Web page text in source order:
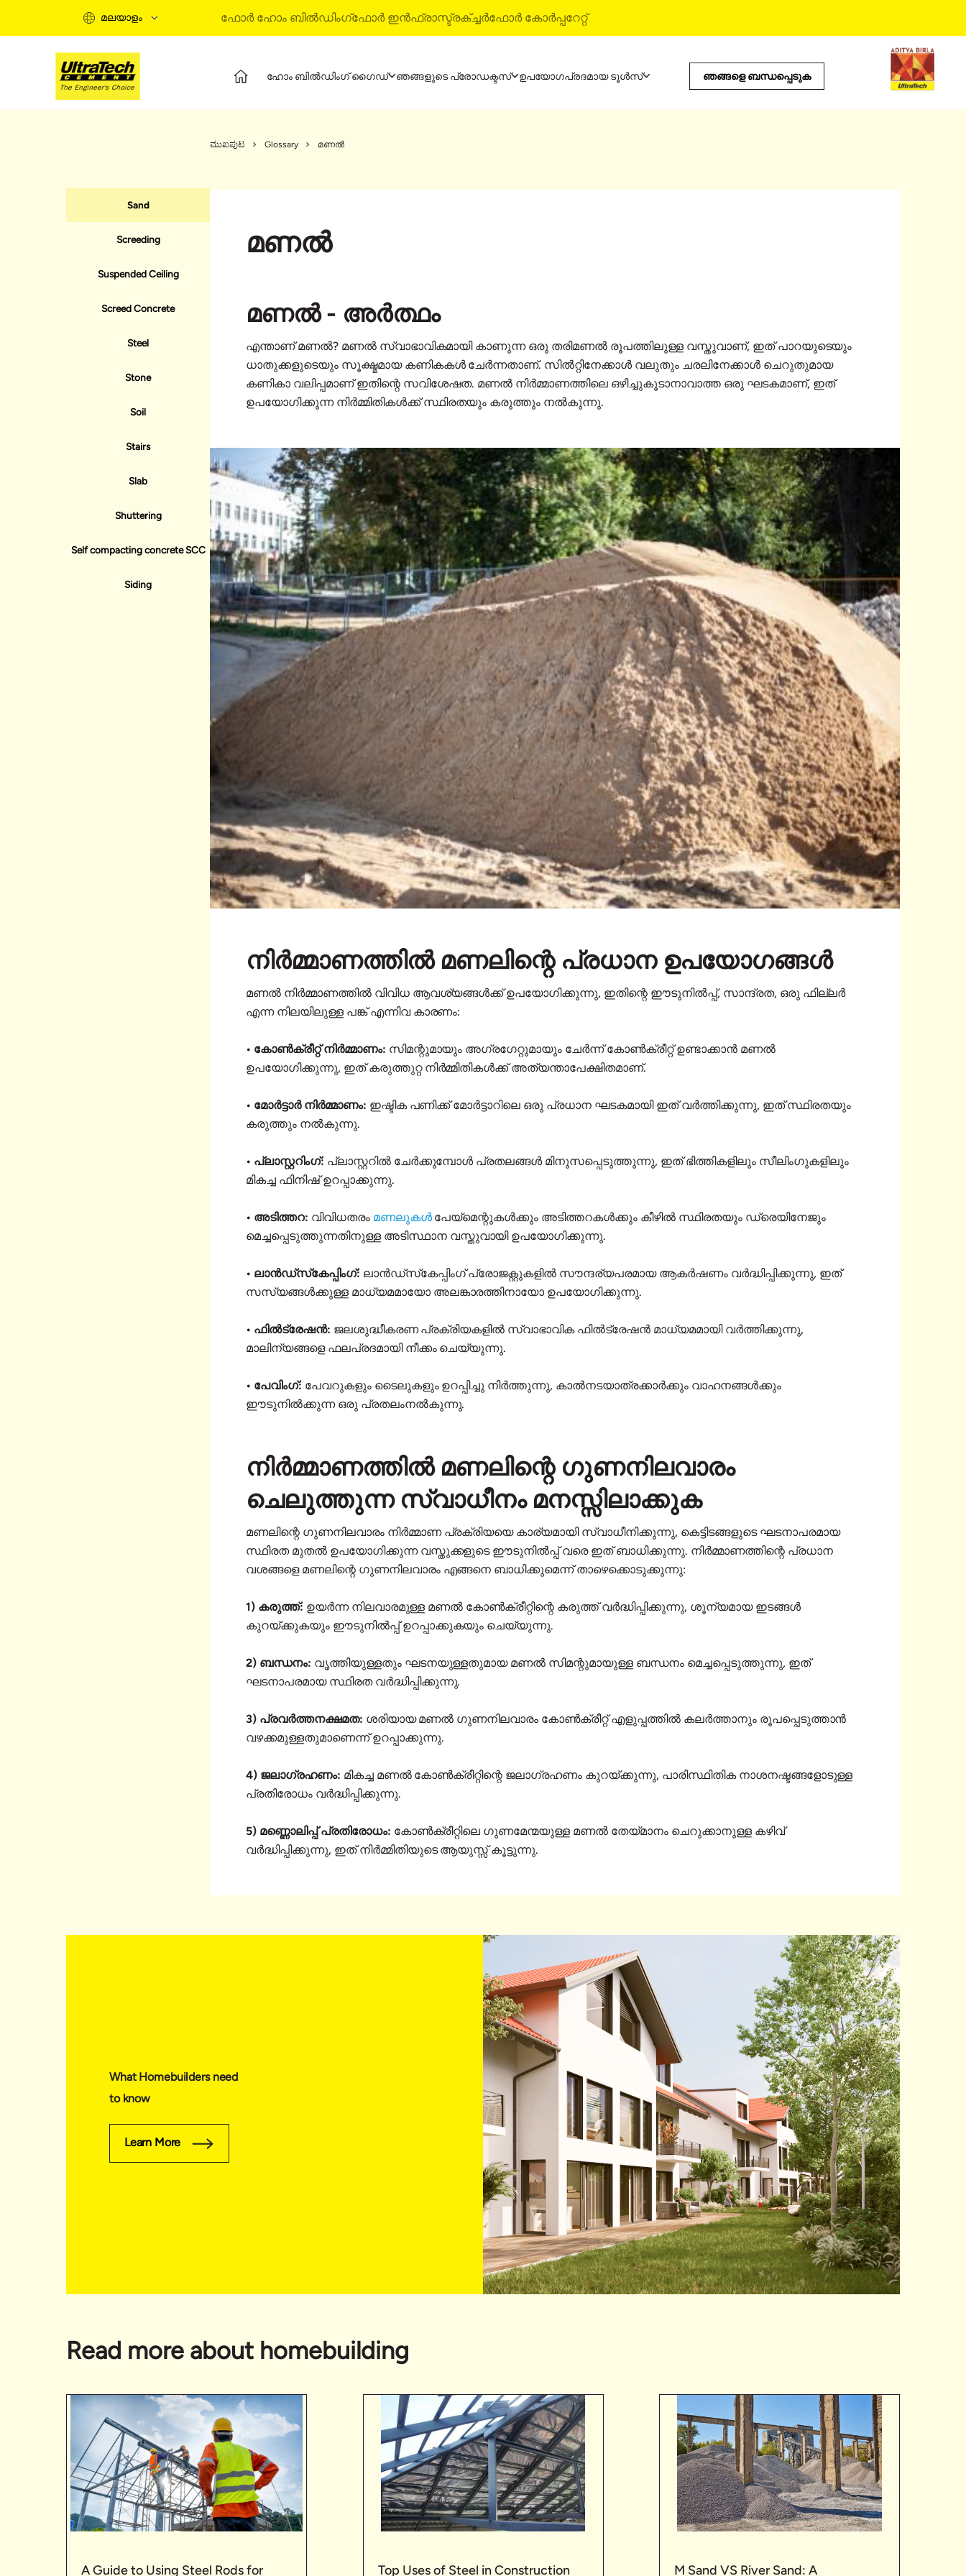
മലയാളം ഫോർ ഹോം ബിൽഡിംഗ്ഫോർ ഇൻഫ്രാസ്ട്രക്ച്ചർഫോർ കോർപ്പറേറ്റ്
ഹോം ബിൽഡിംഗ് ഗൈഡ് ഞങ്ങളുടെ പ്രോഡക്ടസ് ഉപയോഗപ്രദമായ ടൂൾസ്
ഹോം ബിൽഡിംഗ് സ്റ്റേജസ്
ബൈ സൊല്യൂഷൻസ്
ഹോം ബിൽഡിംഗ് ബേസിക്‌സ്
അൾട്രാ-ടെക് സിമന്റ്
ഞങ്ങളെ ബന്ധപ്പെടുക
Sand
Screeding
Suspended Ceiling
Screed Concrete
Steel
Stone
Soil
Stairs
Slab
Shuttering
Self compacting concrete SCC
Siding
ಮುಖಪುಟ Glossary മണൽ
മണൽ
മണൽ - അർത്ഥം
എന്താണ് മണൽ? മണൽ സ്വാഭാവികമായി കാണുന്ന ഒരു തരിമണൽ രൂപത്തിലുള്ള വസ്തുവാണ്, ഇത് പാറയുടെയും
ധാതുക്കളുടെയും സൂക്ഷ്മമായ കണികകൾ ചേർന്നതാണ്. സിൽറ്റിനേക്കാൾ വലുതും ചരലിനേക്കാൾ ചെറുതുമായ
കണികാ വലിപ്പമാണ് ഇതിന്റെ സവിശേഷത. മണൽ നിർമ്മാണത്തിലെ ഒഴിച്ചുകൂടാനാവാത്ത ഒരു ഘടകമാണ്, ഇത്
ഉപയോഗിക്കുന്ന നിർമ്മിതികൾക്ക് സ്ഥിരതയും കരുത്തും നൽകുന്നു.
നിർമ്മാണത്തിൽ മണലിന്റെ പ്രധാന ഉപയോഗങ്ങൾ
മണൽ നിർമ്മാണത്തിൽ വിവിധ ആവശ്യങ്ങൾക്ക് ഉപയോഗിക്കുന്നു, ഇതിന്റെ ഈടുനിൽപ്പ്, സാന്ദ്രത, ഒരു ഫില്ലർ
എന്ന നിലയിലുള്ള പങ്ക് എന്നിവ കാരണം:
• കോൺക്രീറ്റ് നിർമ്മാണം: സിമന്റുമായും അഗ്രഗേറ്റുമായും ചേർന്ന് കോൺക്രീറ്റ് ഉണ്ടാക്കാൻ മണൽ
ഉപയോഗിക്കുന്നു, ഇത് കരുത്തുറ്റ നിർമ്മിതികൾക്ക് അത്യന്താപേക്ഷിതമാണ്.
• മോർട്ടാർ നിർമ്മാണം: ഇഷ്ടിക പണിക്ക് മോർട്ടാറിലെ ഒരു പ്രധാന ഘടകമായി ഇത് വർത്തിക്കുന്നു, ഇത് സ്ഥിരതയും
കരുത്തും നൽകുന്നു.
• പ്ലാസ്റ്ററിംഗ്: പ്ലാസ്റ്ററിൽ ചേർക്കുമ്പോൾ പ്രതലങ്ങൾ മിനുസപ്പെടുത്തുന്നു, ഇത് ഭിത്തികളിലും സീലിംഗുകളിലും
മികച്ച ഫിനിഷ് ഉറപ്പാക്കുന്നു.
• അടിത്തറ: വിവിധതരം മണലുകൾപേയ്‌മെന്റുകൾക്കും അടിത്തറകൾക്കും കീഴിൽ സ്ഥിരതയും ഡ്രെയിനേജും
മെച്ചപ്പെടുത്തുന്നതിനുള്ള അടിസ്ഥാന വസ്തുവായി ഉപയോഗിക്കുന്നു.
• ലാൻഡ്‌സ്‌കേപ്പിംഗ്: ലാൻഡ്‌സ്‌കേപ്പിംഗ് പ്രോജക്റ്റുകളിൽ സൗന്ദര്യപരമായ ആകർഷണം വർദ്ധിപ്പിക്കുന്നു, ഇത്
സസ്യങ്ങൾക്കുള്ള മാധ്യമമായോ അലങ്കാരത്തിനായോ ഉപയോഗിക്കുന്നു.
• ഫിൽട്രേഷൻ: ജലശുദ്ധീകരണ പ്രക്രിയകളിൽ സ്വാഭാവിക ഫിൽട്രേഷൻ മാധ്യമമായി വർത്തിക്കുന്നു,
മാലിന്യങ്ങളെ ഫലപ്രദമായി നീക്കം ചെയ്യുന്നു.
• പേവിംഗ്: പേവറുകളും ടൈലുകളും ഉറപ്പിച്ചു നിർത്തുന്നു, കാൽനടയാത്രക്കാർക്കും വാഹനങ്ങൾക്കും
ഈടുനിൽക്കുന്ന ഒരു പ്രതലംനൽകുന്നു.
നിർമ്മാണത്തിൽ മണലിന്റെ ഗുണനിലവാരം
ചെലുത്തുന്ന സ്വാധീനം മനസ്സിലാക്കുക
മണലിന്റെ ഗുണനിലവാരം നിർമ്മാണ പ്രക്രിയയെ കാര്യമായി സ്വാധീനിക്കുന്നു, കെട്ടിടങ്ങളുടെ ഘടനാപരമായ
സ്ഥിരത മുതൽ ഉപയോഗിക്കുന്ന വസ്തുക്കളുടെ ഈടുനിൽപ്പ് വരെ ഇത് ബാധിക്കുന്നു. നിർമ്മാണത്തിന്റെ പ്രധാന
വശങ്ങളെ മണലിന്റെ ഗുണനിലവാരം എങ്ങനെ ബാധിക്കുമെന്ന് താഴെക്കൊടുക്കുന്നു:
1) കരുത്ത്: ഉയർന്ന നിലവാരമുള്ള മണൽ കോൺക്രീറ്റിന്റെ കരുത്ത് വർദ്ധിപ്പിക്കുന്നു, ശൂന്യമായ ഇടങ്ങൾ
കുറയ്ക്കുകയും ഈടുനിൽപ്പ് ഉറപ്പാക്കുകയും ചെയ്യുന്നു.
2) ബന്ധനം: വൃത്തിയുള്ളതും ഘടനയുള്ളതുമായ മണൽ സിമന്റുമായുള്ള ബന്ധനം മെച്ചപ്പെടുത്തുന്നു, ഇത്
ഘടനാപരമായ സ്ഥിരത വർദ്ധിപ്പിക്കുന്നു.
3) പ്രവർത്തനക്ഷമത: ശരിയായ മണൽ ഗുണനിലവാരം കോൺക്രീറ്റ് എളുപ്പത്തിൽ കലർത്താനും രൂപപ്പെടുത്താൻ
വഴക്കമുള്ളതുമാണെന്ന് ഉറപ്പാക്കുന്നു.
4) ജലാഗ്രഹണം: മികച്ച മണൽ കോൺക്രീറ്റിന്റെ ജലാഗ്രഹണം കുറയ്ക്കുന്നു, പാരിസ്ഥിതിക നാശനഷ്ടങ്ങളോടുള്ള
പ്രതിരോധം വർദ്ധിപ്പിക്കുന്നു.
5) മണ്ണൊലിപ്പ് പ്രതിരോധം: കോൺക്രീറ്റിലെ ഗുണമേന്മയുള്ള മണൽ തേയ്മാനം ചെറുക്കാനുള്ള കഴിവ്
വർദ്ധിപ്പിക്കുന്നു, ഇത് നിർമ്മിതിയുടെ ആയുസ്സ് കൂട്ടുന്നു.
What Homebuilders need
to know
Learn More
Read more about homebuilding
A Guide to Using Steel Rods for Top Uses of Steel in Construction M Sand VS River Sand: A